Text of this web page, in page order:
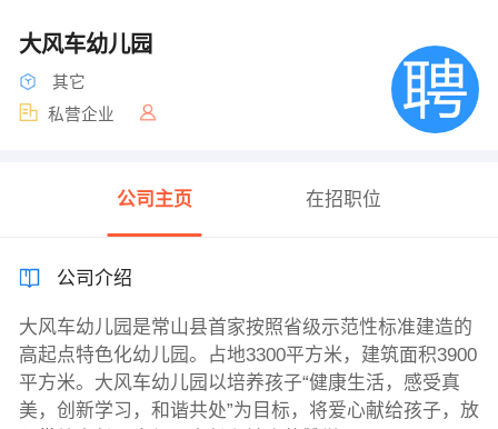
大风车幼儿园
其它
私营企业
公司主页 在招职位
公司介绍
大风车幼儿园是常山县首家按照省级示范性标准建造的
高起点特色化幼儿园。占地3300平方米，建筑面积3900
平方米。大风车幼儿园以培养孩子“健康生活，感受真
美，创新学习，和谐共处”为目标，将爱心献给孩子，放